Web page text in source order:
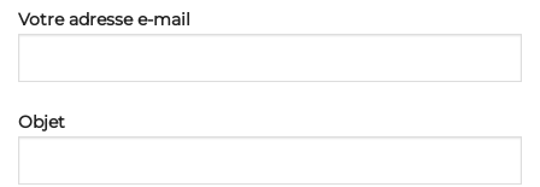
Votre adresse e-mail
Objet